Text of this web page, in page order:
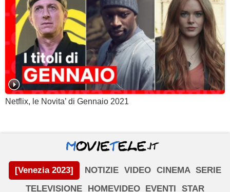
Netflix, le Novita’ di Gennaio 2021
[Venezia 2023] NOTIZIE VIDEO CINEMA SERIE
TELEVISIONE
HOMEVIDEO EVENTI STAR